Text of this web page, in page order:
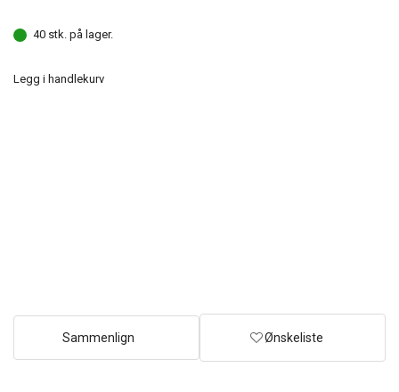
40 stk. på lager.
Legg i handlekurv
Sammenlign Ønskeliste